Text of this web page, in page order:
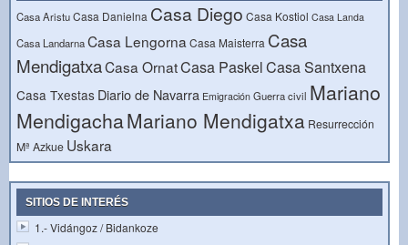
Casa AristuCasa Danielna Casa Diego Casa Kostiol Casa Landa
Casa LandarnaCasa Lengorna Casa Maisterra Casa
MendigatxaCasa OrnatCasa PaskelCasa Santxena
Casa Txestas Diario de Navarra Emigración Guerra civil Mariano
MendigachaMariano Mendigatxa Resurrección
Mª Azkue Uskara
SITIOS DE INTERÉS
1.- Vidángoz / Bidankoze